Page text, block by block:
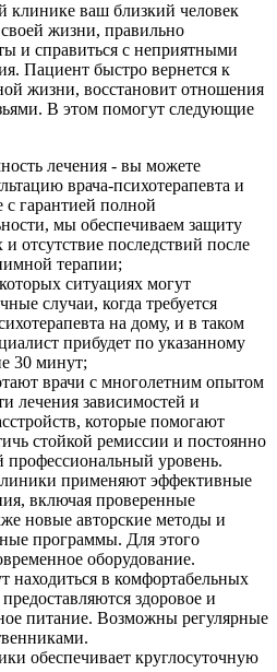
клинике ваш близкий человек
жизни, правильно
и справиться с неприятными
Пациент быстро вернется к
жизни, восстановит отношения
В этом помогут следующие
лечения - вы можете
врача-психотерапевта и
с гарантией полной
мы обеспечиваем защиту
отсутствие последствий после
терапии;
ситуациях могут
случаи, когда требуется
на дому, и в таком
прибудет по указанному
30 минут;
врачи с многолетним опытом
лечения зависимостей и
которые помогают
стойкой ремиссии и постоянно
уровень.
применяют эффективные
включая проверенные
новые авторские методы и
программы. Для этого
оборудование.
находиться в комфортабельных
здоровое и
питание. Возможны регулярные
обеспечивает круглосуточную